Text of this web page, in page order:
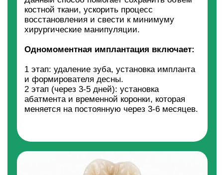
ИМПЛАНТАЦИЮ ПО МЕТОДАМ
Мы работаем по протоколам All-on-4 и
All-on-6, которые позволяют